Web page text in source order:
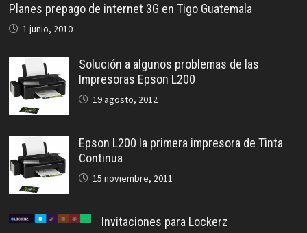
Planes prepago de internet 3G en Tigo Guatemala
1 junio, 2010
Solución a algunos problemas de las
Impresoras Epson L200
19 agosto, 2012
Epson L200 la primera impresora de Tinta
Continua
15 noviembre, 2011
Invitaciones para Lockerz